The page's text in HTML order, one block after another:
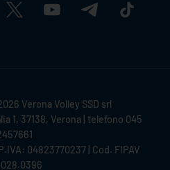
Verona Volley SSD srl
1, 37138, Verona | telefono 045
04823770237 | Cod. FIPAV